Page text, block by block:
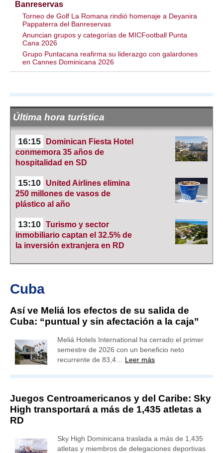
Banreservas
Torneo de Golf La Romana rindió homenaje a Deyanira
Pappaterra del Banreservas
Anuncian grupos y categorías de MICFootball Punta
Cana 2026
Grupo Puntacana reafirma su liderazgo con galardones
en Cannes Dominicana 2026
Última hora turística
16:15
Dominican Fiesta Hotel
conmemora 35 años de
hospitalidad en SD
15:10
United Airlines elimina
250 millones de vasos de
plástico al año
13:10 Turismo y sector
inmobiliario captan el 32.5% de
la inversión extranjera en RD
Cuba
Así ve Meliá los efectos de su salida de
Cuba: “puntual y sin afectación a la caja”
Meliá Hotels International ha cerrado el primer
semestre de 2026 con un beneficio neto
recurrente de 83,4… Leer más
Juegos Centroamericanos y del Caribe: Sky
High transportará a más de 1,435 atletas a
RD
Sky High Dominicana traslada a más de 1,435
atletas y miembros de delegaciones deportivas